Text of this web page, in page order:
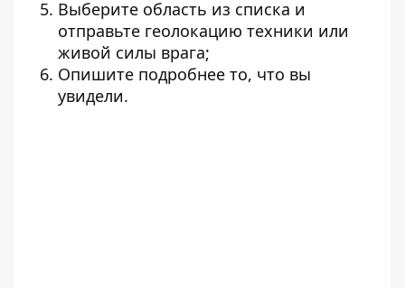
Выберите область из списка и
отправьте геолокацию техники или
живой силы врага;
Опишите подробнее то, что вы
увидели.